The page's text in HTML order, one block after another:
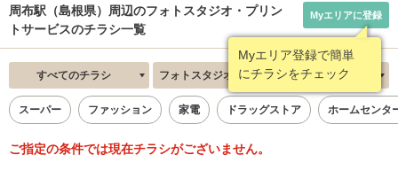
周布駅（島根県）周辺のフォトスタジオ・プリン
トサービスのチラシ一覧
Myエリア登録で簡単
にチラシをチェック
Myエリアに登録
すべてのチラシ フォトスタジオ・プリントサービス 新着順
スーパー ファッション 家電 ドラッグストア ホームセンタ
ご指定の条件では現在チラシがございません。